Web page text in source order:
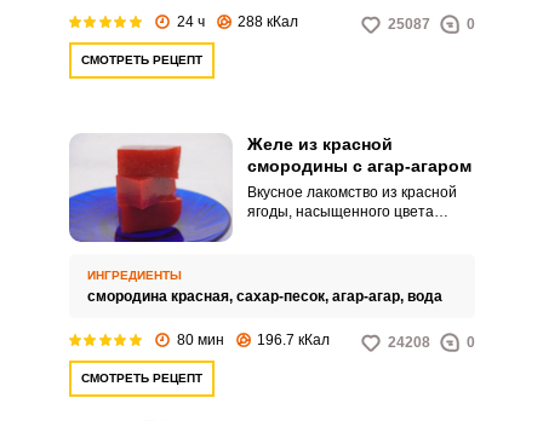
нужно холодной зимой!
24 ч 288 кКал 25087 0
СМОТРЕТЬ РЕЦЕПТ
Желе из красной
смородины с агар-агаром
Вкусное лакомство из красной
ягоды, насыщенного цвета
Приготовления с агар-агаром
позволит заготовке прекрасно
тепле, при этом, растительное
ИНГРЕДИЕНТЫ
смородина красная, сахар-песок, агар-агар, вода
80 мин 196.7 кКал 24208 0
СМОТРЕТЬ РЕЦЕПТ